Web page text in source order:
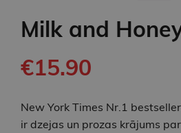
Milk and
€15.90
New York Times Nr.1
ir dzejas un prozas krājums